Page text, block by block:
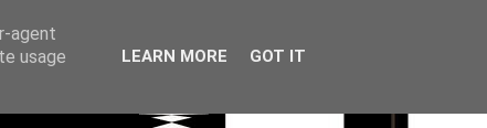
agent
usage
LEARN MORE GOT IT